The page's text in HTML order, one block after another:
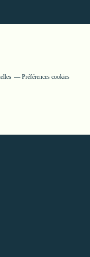
Préférences cookies